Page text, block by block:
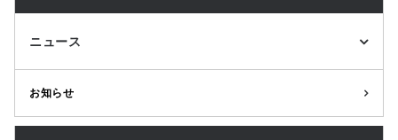
ニュース
お知らせ